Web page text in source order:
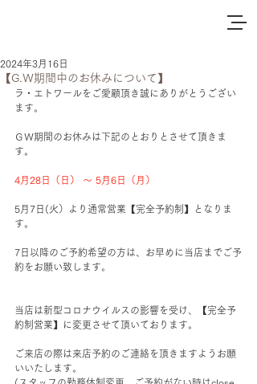
【G.Ｗ期間中のお休みについて】
2024年3月16日
ラ・エトワールをご愛顧頂き誠にありがとうござい
ます。
ＧＷ期間のお休みは下記のとおりとさせて頂きま
す。
4月28日（日） ～ 5月6日（月）
5月7日(火）より通常営業【完全予約制】となりま
す。
7日以降のご予約希望の方は、お早めに当店までご予
約をお願い致します。
当店は新型コロナウイルスの影響を受け、【完全予
約制営業】に変更させて頂いております。
ご来店の際は来店予約のご連絡を頂きますようお願
いいたします。